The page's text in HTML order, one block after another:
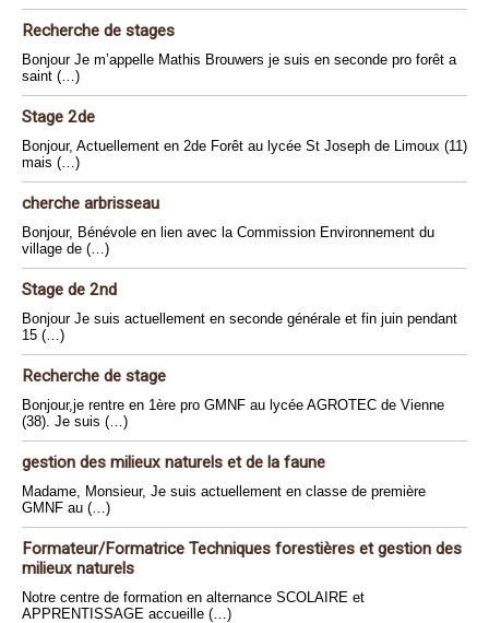
Recherche de stages
Bonjour Je m’appelle Mathis Brouwers je suis en seconde pro forêt a
saint (…)
Stage 2de
Bonjour, Actuellement en 2de Forêt au lycée St Joseph de Limoux (11)
mais (…)
cherche arbrisseau
Bonjour, Bénévole en lien avec la Commission Environnement du
village de (…)
Stage de 2nd
Bonjour Je suis actuellement en seconde générale et fin juin pendant
15 (…)
Recherche de stage
Bonjour,je rentre en 1ère pro GMNF au lycée AGROTEC de Vienne
(38). Je suis (…)
gestion des milieux naturels et de la faune
Madame, Monsieur, Je suis actuellement en classe de première
GMNF au (…)
Formateur/Formatrice Techniques forestières et gestion des
milieux naturels
Notre centre de formation en alternance SCOLAIRE et
APPRENTISSAGE accueille (…)